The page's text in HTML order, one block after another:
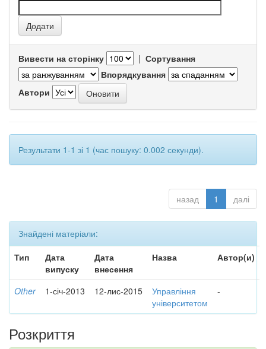
Вивести на сторінку | Сортування
Впорядкування
Автори
Результати 1-1 зі 1 (час пошуку: 0.002 секунди).
назад 1 далі
Знайдені матеріали:
Тип
Дата
випуску
Дата
внесення
Назва Автор(и)
Other 1-січ-2013 12-лис-2015
Управління
університетом
-
Розкриття